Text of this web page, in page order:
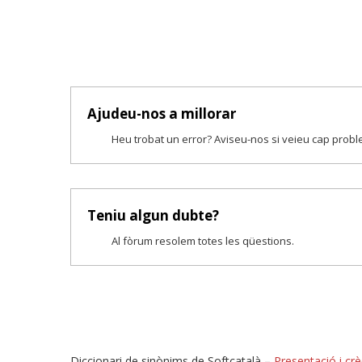
Ajudeu-nos a millorar
Heu trobat un error? Aviseu-nos si veieu cap
Teniu algun dubte?
Al fòrum resolem totes les qüestions.